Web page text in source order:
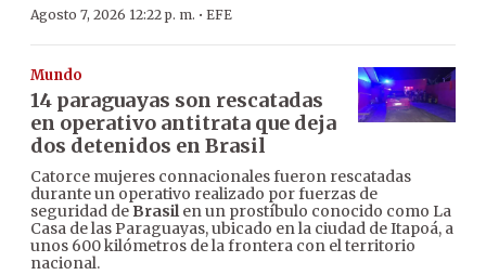
Agosto 7, 2026 12:22 p. m. · EFE
Mundo
14 paraguayas son rescatadas
en operativo antitrata que deja
dos detenidos en Brasil
Catorce mujeres connacionales fueron rescatadas
durante un operativo realizado por fuerzas de
seguridad de Brasilen un prostíbulo conocido como La
Casa de las Paraguayas, ubicado en la ciudad de Itapoá, a
unos 600 kilómetros de la frontera con el territorio
nacional.